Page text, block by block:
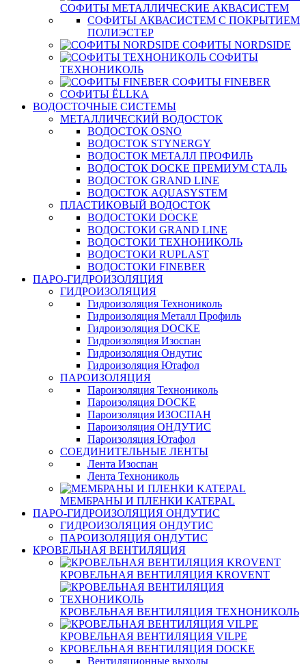
СОФИТЫ МЕТАЛЛИЧЕСКИЕ АКВАСИСТЕМ
СОФИТЫ АКВАСИСТЕМ С ПОКРЫТИЕМ
ПОЛИЭСТЕР
СОФИТЫ NORDSIDE
СОФИТЫ
ТЕХНОНИКОЛЬ
СОФИТЫ FINEBER
СОФИТЫ ЁLLKA
ВОДОСТОЧНЫЕ СИСТЕМЫ
МЕТАЛЛИЧЕСКИЙ ВОДОСТОК
ВОДОСТОК OSNO
ВОДОСТОК STYNERGY
ВОДОСТОК МЕТАЛЛ ПРОФИЛЬ
ВОДОСТОК DOCKE ПРЕМИУМ СТАЛЬ
ВОДОСТОК GRAND LINE
ВОДОСТОК AQUASYSTEM
ПЛАСТИКОВЫЙ ВОДОСТОК
ВОДОСТОКИ DOCKE
ВОДОСТОКИ GRAND LINE
ВОДОСТОКИ ТЕХНОНИКОЛЬ
ВОДОСТОКИ RUPLAST
ВОДОСТОКИ FINEBER
ПАРО-ГИДРОИЗОЛЯЦИЯ
ГИДРОИЗОЛЯЦИЯ
Гидроизоляция Технониколь
Гидроизоляция Металл Профиль
Гидроизоляция DOCKE
Гидроизоляция Изоспан
Гидроизоляция Ондутис
Гидроизоляция Ютафол
ПАРОИЗОЛЯЦИЯ
Пароизоляция Технониколь
Пароизоляция DOCKE
Пароизоляция ИЗОСПАН
Пароизоляция ОНДУТИС
Пароизоляция Ютафол
СОЕДИНИТЕЛЬНЫЕ ЛЕНТЫ
Лента Изоспан
Лента Технониколь
МЕМБРАНЫ И ПЛЕНКИ KATEPAL
ПАРО-ГИДРОИЗОЛЯЦИЯ ОНДУТИС
ГИДРОИЗОЛЯЦИЯ ОНДУТИС
ПАРОИЗОЛЯЦИЯ ОНДУТИС
КРОВЕЛЬНАЯ ВЕНТИЛЯЦИЯ
КРОВЕЛЬНАЯ ВЕНТИЛЯЦИЯ KROVENT
КРОВЕЛЬНАЯ ВЕНТИЛЯЦИЯ ТЕХНОНИКОЛЬ
КРОВЕЛЬНАЯ ВЕНТИЛЯЦИЯ VILPE
КРОВЕЛЬНАЯ ВЕНТИЛЯЦИЯ DOCKE
Вентиляционные выходы